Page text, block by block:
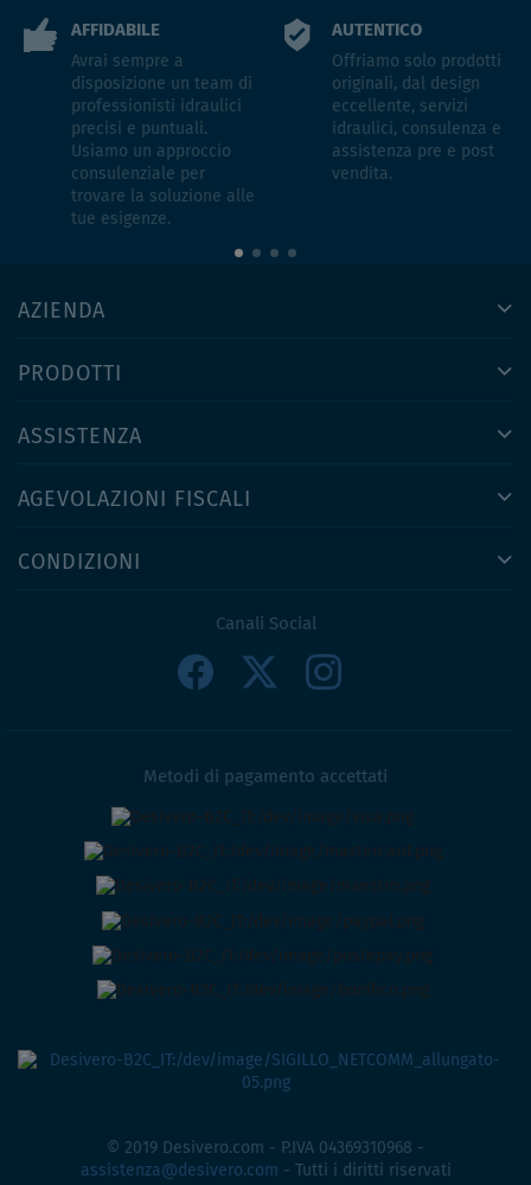
AFFIDABILE
Avrai sempre a
disposizione un team di
professionisti idraulici
precisi e puntuali.
Usiamo un approccio
consulenziale per
trovare la soluzione alle
tue esigenze.
AUTENTICO
Offriamo solo prodotti
originali, dal design
eccellente, servizi
idraulici, consulenza e
assistenza pre e post
vendita.
AZIENDA
PRODOTTI
ASSISTENZA
AGEVOLAZIONI FISCALI
CONDIZIONI
Canali Social
Metodi di pagamento accettati
© 2019 Desivero.com - P.IVA 04369310968 -
assistenza@desivero.com - Tutti i diritti riservati